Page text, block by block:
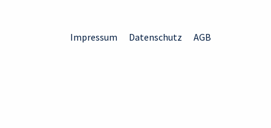
Impressum Datenschutz AGB